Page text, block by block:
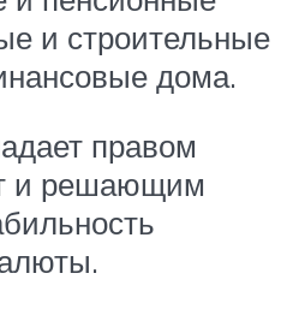
и строительные
дома.
правом
и решающим